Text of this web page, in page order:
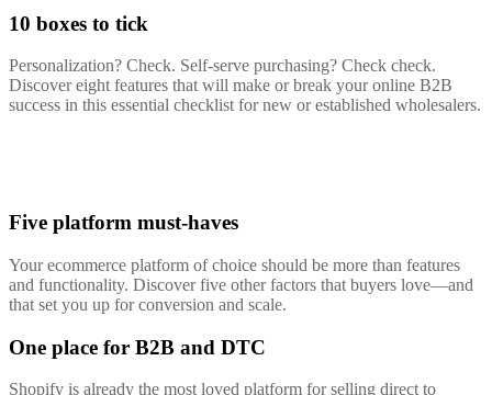
10 boxes to tick
Personalization? Check. Self-serve purchasing? Check check.
Discover eight features that will make or break your online B2B
success in this essential checklist for new or established wholesalers.
Five platform must-haves
Your ecommerce platform of choice should be more than features
and functionality. Discover five other factors that buyers love—and
that set you up for conversion and scale.
One place for B2B and DTC
Shopify is already the most loved platform for selling direct to